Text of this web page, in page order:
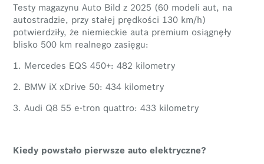
Testy magazynu Auto Bild z 2025 (60 modeli aut, na
autostradzie, przy stałej prędkości 130 km/h)
potwierdziły, że niemieckie auta premium osiągnęły
blisko 500 km realnego zasięgu:
1. Mercedes EQS 450+: 482 kilometry
2. BMW iX xDrive 50: 434 kilometry
3. Audi Q8 55 e-tron quattro: 433 kilometry
Kiedy powstało pierwsze auto elektryczne?